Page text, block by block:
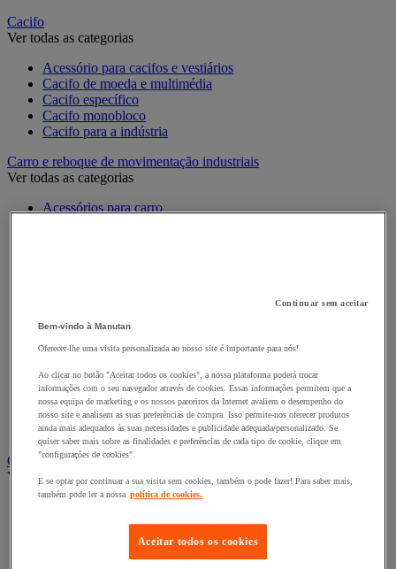
Cacifo
Ver todas as categorias
Acessório para cacifos e vestiários
Cacifo de moeda e multimédia
Cacifo específico
Cacifo monobloco
Cacifo para a indústria
Carro e reboque de movimentação industriais
Ver todas as categorias
Acessórios para carro
Carro eléctrico
Carro para caixas
Carros com espaldar fixo e taipal
Carros de preparação de encomendas
Reboque industrial
Serviço e Manipulação
Contentor móvel gradeado
Ver todas as categorias
Contentor móvel de segurança
Contentor móvel encaixável
Continuar sem aceitar
Bem-vindo à Manutan
Oferecer-lhe uma visita personalizada ao nosso site é importante para nós!
Ao clicar no botão "Aceitar todos os cookies", a nossa plataforma poderá trocar
informações com o seu navegador através de cookies. Essas informações permitem que a
nossa equipa de marketing e os nossos parceiros da Internet avaliem o desempenho do
nosso site e analisem as suas preferências de compra. Isso permite-nos oferecer produtos
ainda mais adequados às suas necessidades e publicidade adequada/personalizado. Se
quiser saber mais sobre as finalidades e preferências de cada tipo de cookie, clique em
"configurações de cookies".
E se optar por continuar a sua visita sem cookies, também o pode fazer! Para saber mais,
também pode ler a nossa política de cookies.
Aceitar todos os cookies